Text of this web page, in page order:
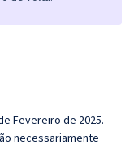
Fevereiro de 2025.
necessariamente